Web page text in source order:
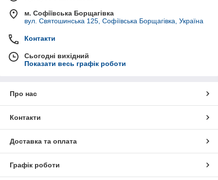
м. Софіївська Борщагівка
вул. Святошинська 125, Софіївська Борщагівка, Україна
Контакти
Сьогодні вихідний
Показати весь графік роботи
Про нас
Контакти
Доставка та оплата
Графік роботи